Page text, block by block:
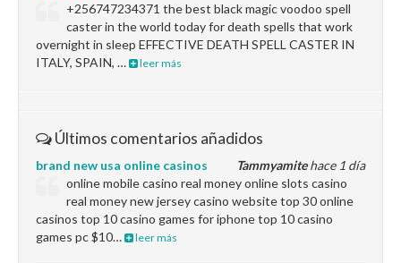
+256747234371 the best black magic voodoo spell
caster in the world today for death spells that work
overnight in sleep EFFECTIVE DEATH SPELL CASTER IN
ITALY, SPAIN, …
leer más
Últimos comentarios añadidos
Tammyamitehace 1 día
brand new usa online casinos
online mobile casino real money online slots casino
real money new jersey casino website top 30 online
casinos top 10 casino games for iphone top 10 casino
games pc $10…
leer más